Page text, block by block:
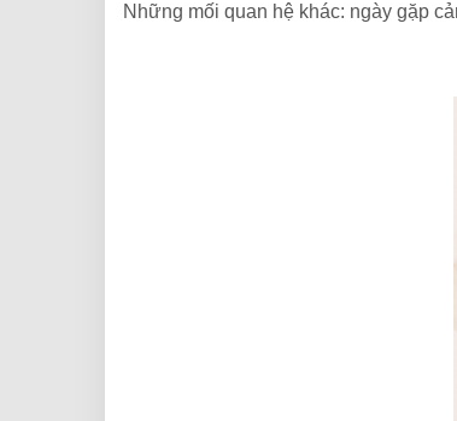
Những mối quan hệ khác: ngày gặp